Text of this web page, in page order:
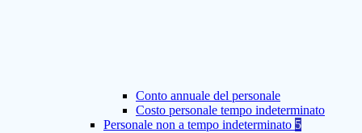
Conto annuale del personale
Costo personale tempo indeterminato
Personale non a tempo indeterminato 5